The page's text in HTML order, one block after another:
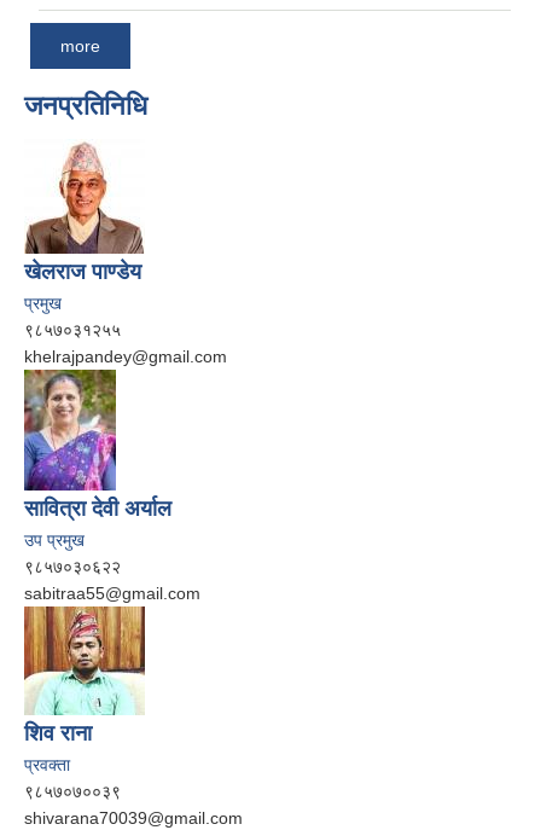
more
जनप्रतिनिधि
खेलराज पाण्‍डेय
प्रमुख
९८५७०३१२५५
khelrajpandey@gmail.com
सावित्रा देवी अर्याल
उप प्रमुख
९८५७०३०६२२
sabitraa55@gmail.com
शिव राना
प्रवक्ता
९८५७०७००३९
shivarana70039@gmail.com